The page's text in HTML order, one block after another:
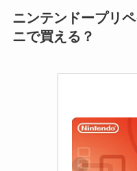
ニンテンドープリ
ニで買える？